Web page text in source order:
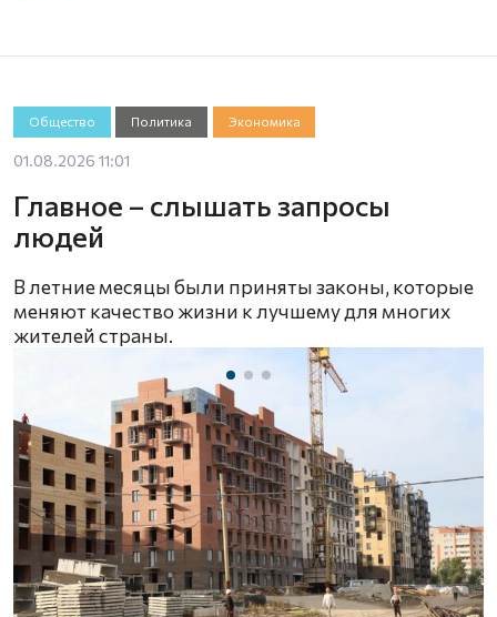
Общество Политика Экономика
01.08.2026 11:01
Главное – слышать запросы
людей
В летние месяцы были приняты законы, которые
меняют качество жизни к лучшему для многих
жителей страны.